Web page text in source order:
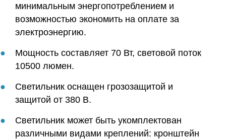
минимальным энергопотреблением и
возможностью экономить на оплате за
электроэнергию.
Мощность составляет 70 Вт, световой поток
10500 люмен.
Светильник оснащен грозозащитой и
защитой от 380 В.
Светильник может быть укомплектован
различными видами креплений: кронштейн